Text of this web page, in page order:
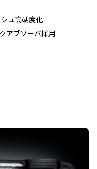
ュ高硬度化
アブソーバ採用